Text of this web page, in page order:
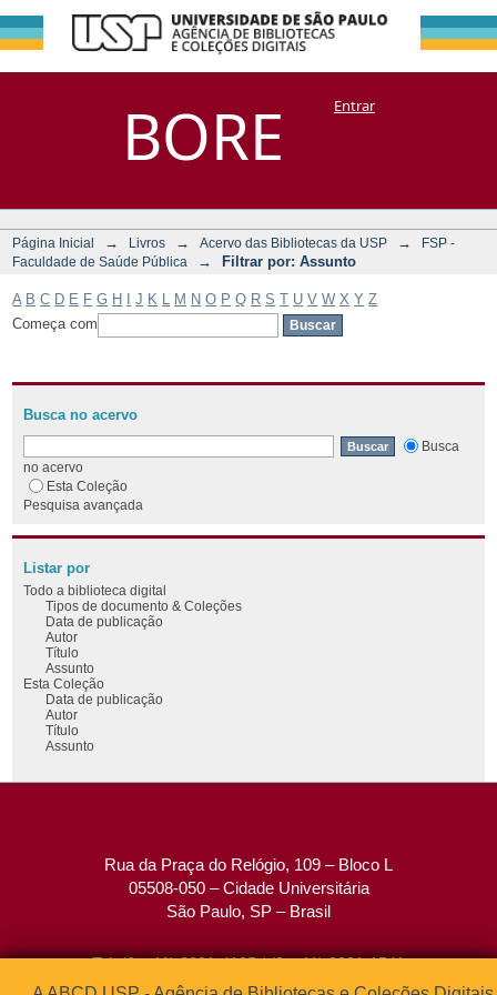
BORE
Filtrar por:
Assunto
DSpace/Manakin + CoriscoEntrar
Página Inicial → Livros → Acervo das Bibliotecas da USP →
FSP -
Faculdade de Saúde Pública
→ Filtrar por: Assunto
A B C D E F G H J K M N O P Q R S T U V W X Y Z
Começa com
Busca no acervo
Busca
no acervo
Esta Coleção
Pesquisa avançada
Listar por
Todo a biblioteca digital
Tipos de documento & Coleções
Data de publicação
Autor
Título
Assunto
Esta Coleção
Data de publicação
Autor
Título
Assunto
Rua da Praça do Relógio, 109 – Bloco L
05508-050 – Cidade Universitária
São Paulo, SP – Brasil
Tel: (0xx11) 3091-4195 / (0xx11) 3091-1541
Fax: (0xx11) 3091-1567